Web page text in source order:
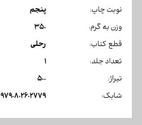
نوبت چاپ: پنجم
وزن به گرم: 350
قطع کتاب: رحلی
تعداد جلد: 1
تیراژ: 500
شابک: 9790802602779